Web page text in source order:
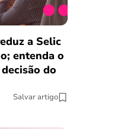
a Selic
entenda o
do
Salvar artigo